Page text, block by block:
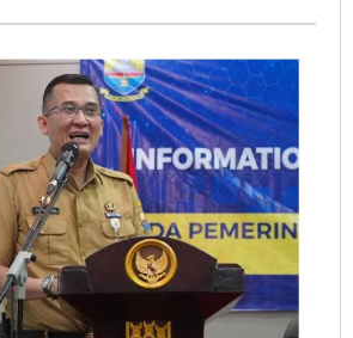
Hati-
hati
Keliru
,Itu
Ada
Mekanismenya